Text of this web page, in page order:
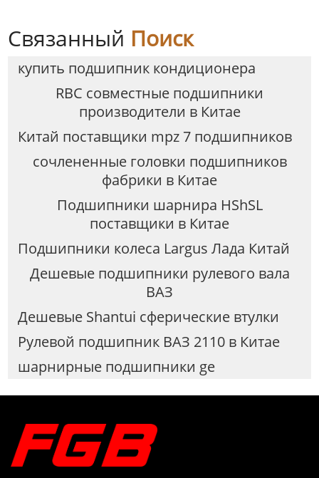
Связанный Поиск
купить подшипник кондиционера
RBC совместные подшипники
производители в Китае
Китай поставщики mpz 7 подшипников
сочлененные головки подшипников
фабрики в Китае
Подшипники шарнира HShSL
поставщики в Китае
Подшипники колеса Largus Лада Китай
Дешевые подшипники рулевого вала
ВАЗ
Дешевые Shantui сферические втулки
Рулевой подшипник ВАЗ 2110 в Китае
шарнирные подшипники ge